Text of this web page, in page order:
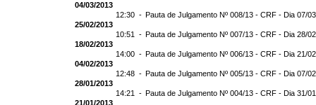
04/03/2013
12:30 - Pauta de Julgamento Nº 008/13 - CRF - Dia 07/
25/02/2013
10:51 - Pauta de Julgamento Nº 007/13 - CRF - Dia 28/
18/02/2013
14:00 - Pauta de Julgamento Nº 006/13 - CRF - Dia 21/
04/02/2013
12:48 - Pauta de Julgamento Nº 005/13 - CRF - Dia 07/
28/01/2013
14:21 - Pauta de Julgamento Nº 004/13 - CRF - Dia 31/
21/01/2013